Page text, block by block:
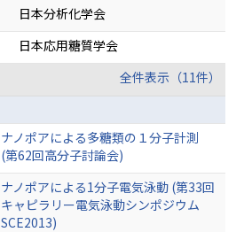
日本分析化学会
日本応用糖質学会
全件表示（11件）
ナノポアによる多糖類の１分子計測
(第62回高分子討論会)
ナノポアによる1分子電気泳動 (第33回
キャピラリー電気泳動シンポジウム
SCE2013)